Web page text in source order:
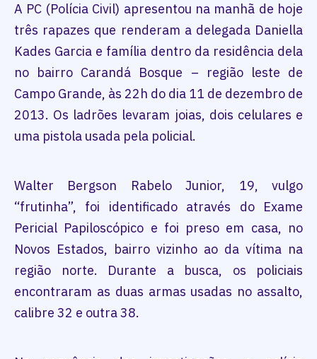
A PC (Polícia Civil) apresentou na manhã de hoje
três rapazes que renderam a delegada Daniella
Kades Garcia e família dentro da residência dela
no bairro Carandá Bosque – região leste de
Campo Grande, às 22h do dia 11 de dezembro de
2013. Os ladrões levaram joias, dois celulares e
uma pistola usada pela policial.
Walter Bergson Rabelo Junior, 19, vulgo
“frutinha”, foi identificado através do Exame
Pericial Papiloscópico e foi preso em casa, no
Novos Estados, bairro vizinho ao da vítima na
região norte. Durante a busca, os policiais
encontraram as duas armas usadas no assalto,
calibre 32 e outra 38.